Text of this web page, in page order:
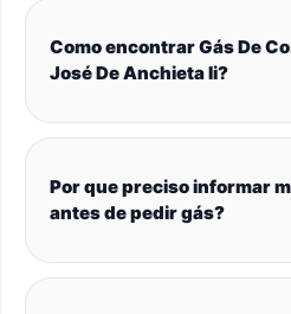
Como encontrar Gás De
José De Anchieta Ii?
Por que preciso informar
antes de pedir gás?